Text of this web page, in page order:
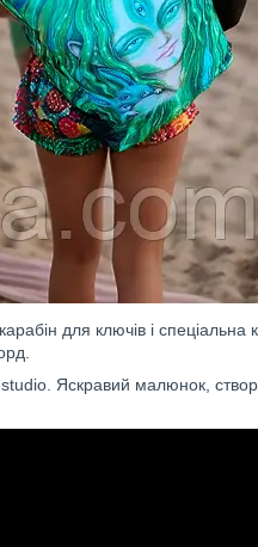
для ключів і
Яскравий малюнок,